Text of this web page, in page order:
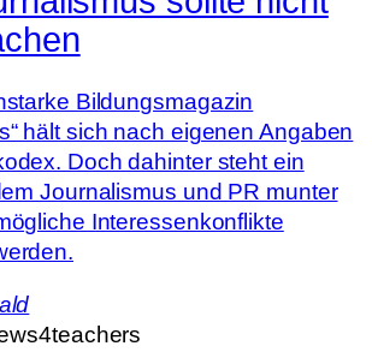
Bildungsmagazin
hält sich nach eigenen Angaben
Doch dahinter steht ein
Journalismus und PR munter
Interessenkonflikte